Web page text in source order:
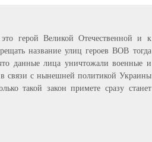
герой Великой Отечественной и к
название улиц героев ВОВ тогда
данные лица уничтожали военные и
связи с нынешней политикой Украины
такой закон примете сразу станет